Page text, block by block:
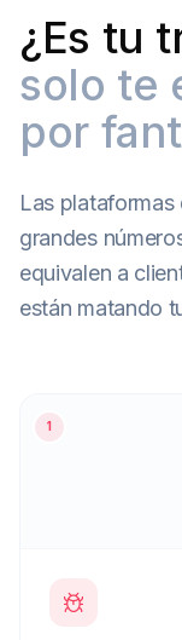
¿Es tu
solo te
por
Las
grandes
equivalen a
están matando
1